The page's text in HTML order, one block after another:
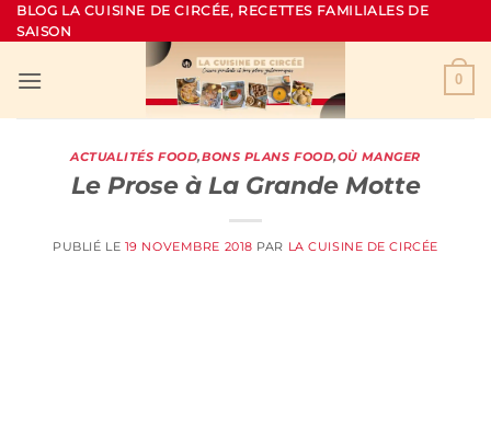
Passer
au
BLOG LA CUISINE DE CIRCÉE, RECETTES FAMILIALES DE
SAISON
0
ACTUALITÉS FOOD,BONS PLANS FOOD,OÙ MANGER
Le Prose à La Grande Motte
PUBLIÉ LE 19 NOVEMBRE 2018 PAR LA CUISINE DE CIRCÉE